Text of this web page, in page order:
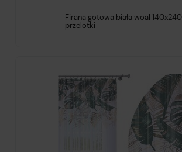
Firana gotowa biała woal 140x240
przelotki